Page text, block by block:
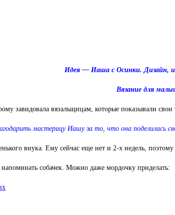
Идея — Иаша с Осинки. Дизайн,
Вязание для
завидовала вязальщицам, которые показывали
мастерицу Иашу за то, что она поделилась
внука. Ему сейчас еще нет и 2-х недель,
собачек. Можно даже мордочку приделать: